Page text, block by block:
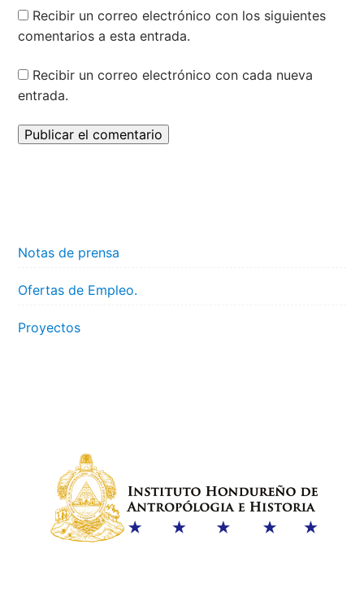
Recibir un correo electrónico con los siguientes
comentarios a esta entrada.
Recibir un correo electrónico con cada nueva
entrada.
Notas de prensa
Ofertas de Empleo.
Proyectos